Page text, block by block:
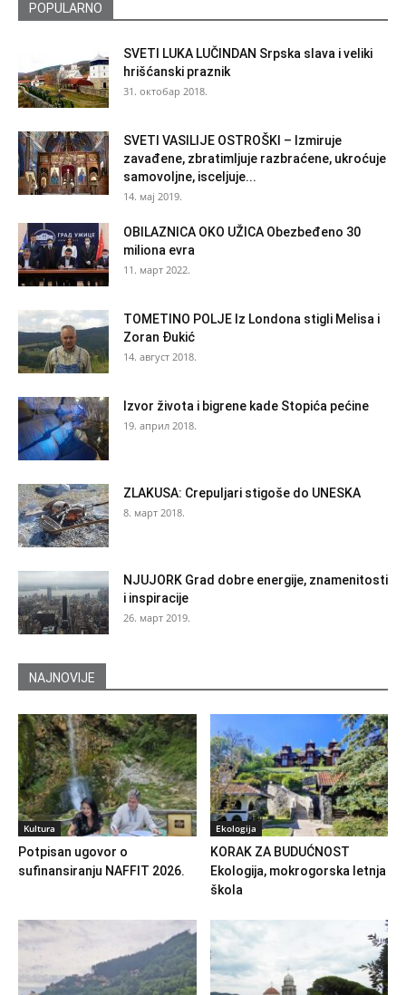
POPULARNO
SVETI LUKA LUČINDAN Srpska slava i veliki
hrišćanski praznik
31. октобар 2018.
SVETI VASILIJE OSTROŠKI – Izmiruje
zavađene, zbratimljuje razbraćene, ukroćuje
samovoljne, isceljuje...
14. мај 2019.
OBILAZNICA OKO UŽICA Obezbeđeno 30
miliona evra
11. март 2022.
TOMETINO POLJE Iz Londona stigli Melisa i
Zoran Đukić
14. август 2018.
Izvor života i bigrene kade Stopića pećine
19. април 2018.
ZLAKUSA: Crepuljari stigoše do UNESKA
8. март 2018.
NJUJORK Grad dobre energije, znamenitosti
i inspiracije
26. март 2019.
NAJNOVIJE
Kultura
Potpisan ugovor o
sufinansiranju NAFFIT 2026.
Ekologija
KORAK ZA BUDUĆNOST
Ekologija, mokrogorska letnja
škola